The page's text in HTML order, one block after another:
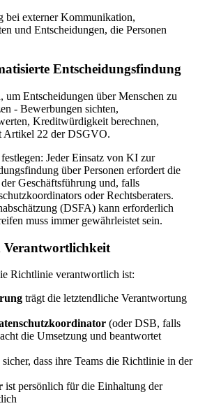
bei externer Kommunikation,
und Entscheidungen, die Personen
Entscheidungsfindung
Entscheidungen über Menschen zu
- Bewerbungen sichten,
Kreditwürdigkeit berechnen,
Artikel 22 der DSGVO.
Jeder Einsatz von KI zur
über Personen erfordert die
Geschäftsführung und, falls
oder Rechtsberaters.
(DSFA) kann erforderlich
muss immer gewährleistet sein.
Verantwortlichkeit
Richtlinie verantwortlich ist:
trägt die letztendliche Verantwortung
(oder DSB, falls
die Umsetzung und beantwortet
sicher, dass ihre Teams die Richtlinie in der
ist persönlich für die Einhaltung der